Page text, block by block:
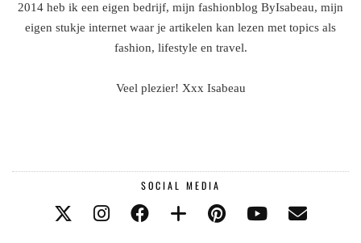
2014 heb ik een eigen bedrijf, mijn fashionblog ByIsabeau, mijn
eigen stukje internet waar je artikelen kan lezen met topics als
fashion, lifestyle en travel.
Veel plezier! Xxx Isabeau
SOCIAL MEDIA